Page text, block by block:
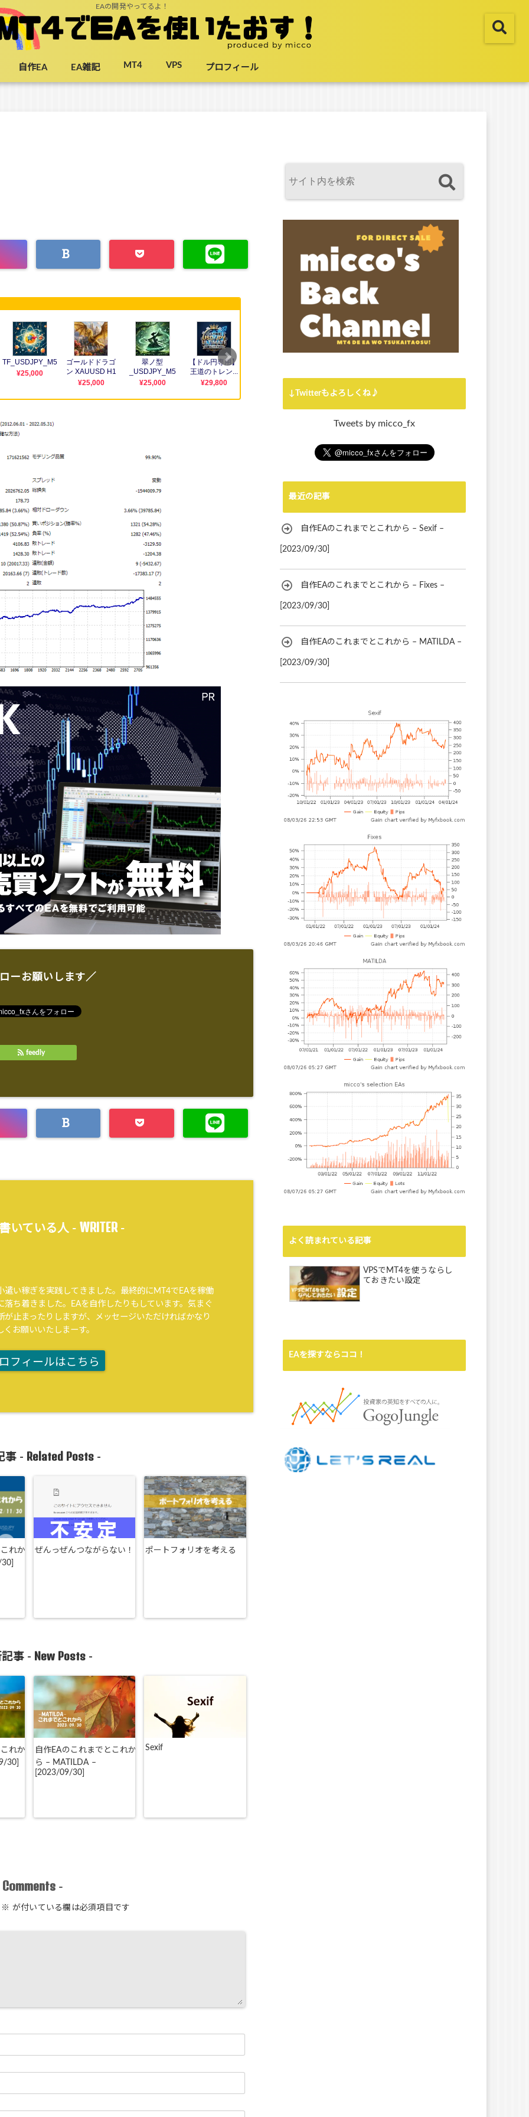
EAの開発やってるよ！
自作EA EA雑記 MT4 VPS プロフィール
ーお願いします／
feedly
いている人 - WRITER-
遣い稼ぎを実践してきました。最終的にMT4でEAを稼働
落ち着きました。EAを自作したりもしています。気まぐ
が止まったりしますが、メッセージいただければかなり
お願いいたしまーす。
フィールはこちら
事 - Related Posts-
れか
ぜんっぜんつながらない！ ポートフォリオを考える
事 - New Posts -
れか
30]
自作EAのこれまでとこれか
ら – MATILDA –
[2023/09/30]
Sexif
Comments -
※ が付いている欄は必須項目です
↓Twitterもよろしくね♪
Tweets by micco_fx
最近の記事
自作EAのこれまでとこれから – Sexif –
[2023/09/30]
自作EAのこれまでとこれから – Fixes –
[2023/09/30]
自作EAのこれまでとこれから – MATILDA –
[2023/09/30]
よく読まれている記事
VPSでMT4を使うならし
ておきたい設定
EAを探すならココ！